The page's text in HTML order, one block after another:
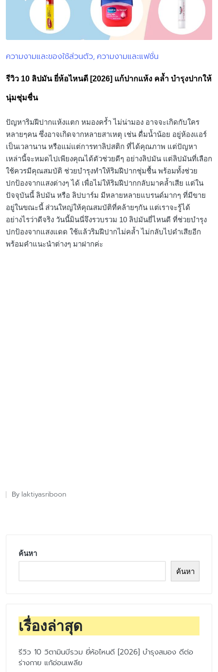
Posted
ความงามและของใช้ส่วนตัว ความงามและแฟชั่น
รีวิว 10 ลิปมัน ยี่ห้อไหนดี [2026] แก้ปากแห้ง คล้ำ บำรุงปากให้
นุ่มชุ่มชื่น
ปัญหาริมฝีปากแห้งแตก หมองคร้ำ ไม่น่ามอง อาจจะเกิดกับใคร
หลายๆคน ซึ่งอาจเกิดจากหลายสาเหตุ เช่น ดื่มน้ำน้อย อยู่ห้องแอร์
เป็นเวลานาน หรือแม่แต่การทาลิปสติก ที่ได้คุณภาพ แต่ปัญหา
เหล่านี้จะหมดไปเพียงคุณได้ตัวช่วยดีๆ อย่างลิปมัน แต่ลิปมันที่เลือก
ใช้ควรมีคุณสมบัติ ช่วยบำรุงทำให้ริมฝีปากชุ่มชื้น พร้อมทั้งช่วย
ปกป้องจากแสงต่างๆ ได้ เพื่อไม่ให้ริมฝีปากกลับมาคล้ำเสีย แต่ใน
ปัจจุบันนี้ ลิปมัน หรือ ลิปบาร์ม มีหลายหลายแบรนด์มากๆ ที่มีขาย
อยู่ในขณะนี้ ส่วนใหญ่ให้คุณสมบัติที่คล้ายๆกัน แต่เราจะรู้ได้
อย่างไรว่าดีจริง วันนี้มินนี่จึงรวบรวม 10 ลิปมันยี่ไหนดี ที่ช่วยบำรุง
ปกป้องจากแสงแดด ใช้แล้วริมฝีปากไม่คล้ำ ไม่กลับไปดำเสียอีก
พร้อมคำแนะนำต่างๆ มาฝากค่ะ
Posted
By laktiyasriboon
ค้นหา
ค้นหา
เรื่องล่าสุด
รีวิว 10 วิตามินบีรวม ยี่ห้อไหนดี [2026] บำรุงสมอง ดีต่อ
ร่างกาย แก้อ่อนเพลีย